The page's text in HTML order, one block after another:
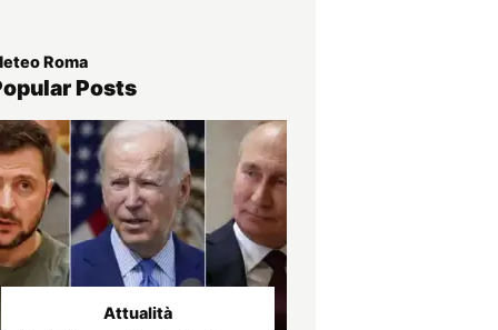
Roma
Posts
Attualità